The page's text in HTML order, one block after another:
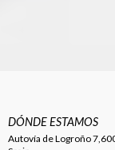
DÓNDE ESTAMOS
Autovía de Logroño